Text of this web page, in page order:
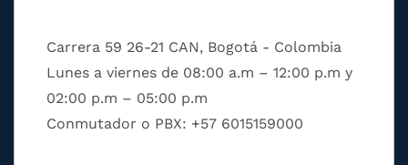
Carrera 59 26-21 CAN, Bogotá - Colombia
Lunes a viernes de 08:00 a.m – 12:00 p.m y
02:00 p.m – 05:00 p.m
Conmutador o PBX: +57 6015159000